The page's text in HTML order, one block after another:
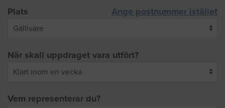
Plats Ange postnummer istället
När skall uppdraget vara utfört?
Vem representerar du?